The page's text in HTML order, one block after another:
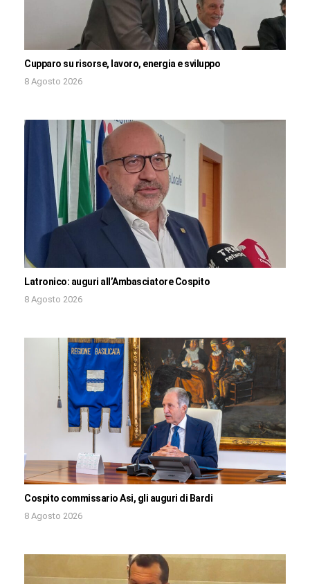
Cupparo su risorse, lavoro, energia e sviluppo
8 Agosto 2026
Latronico: auguri all’Ambasciatore Cospito
8 Agosto 2026
Cospito commissario Asi, gli auguri di Bardi
8 Agosto 2026